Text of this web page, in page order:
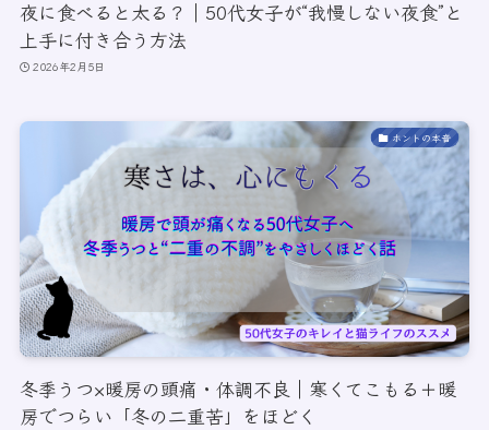
夜に食べると太る？｜50代女子が“我慢しない夜食”と
上手に付き合う方法
2026年2月5日
ホントの本音
冬季うつ×暖房の頭痛・体調不良｜寒くてこもる＋暖
房でつらい「冬の二重苦」をほどく